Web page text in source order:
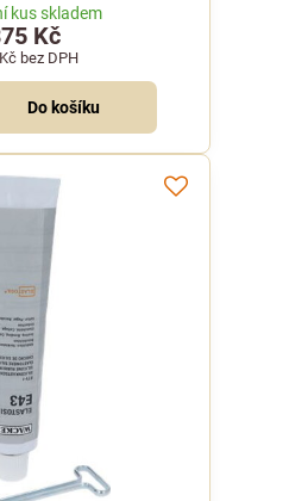
kus skladem
Kč
bez DPH
Do košíku